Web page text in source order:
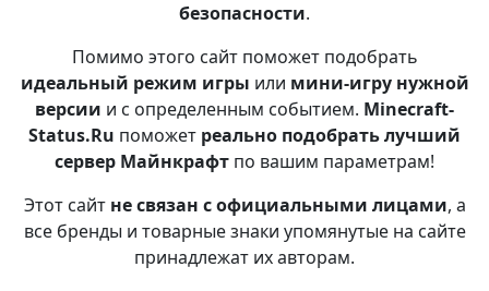
безопасности.
Помимо этого сайт поможет подобрать
идеальный режим игры или мини-игру нужной
версии и с определенным событием. Minecraft-
Status.Ru поможет реально подобрать лучший
сервер Майнкрафт по вашим параметрам!
Этот сайт не связан с официальными лицами, а
все бренды и товарные знаки упомянутые на сайте
принадлежат их авторам.